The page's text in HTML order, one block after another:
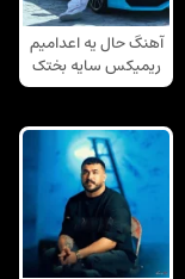
آهنگ حال یه اعدامیم
ریمیکس سایه بختک